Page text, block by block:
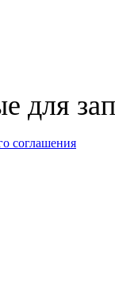
для
соглашения